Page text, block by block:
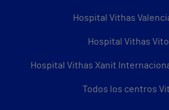
Hospital Vithas
Hospital Vithas
Hospital Vithas Xanit
Todos los centros